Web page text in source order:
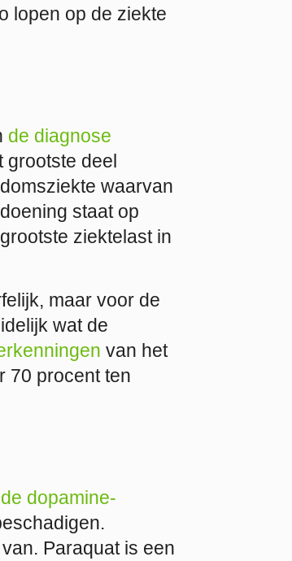
lopen op de ziekte
de diagnose
grootste deel
waarvan
staat op
ziektelast in
maar voor de
wat de
van het
70 procent ten
de dopamine-
Paraquat is een